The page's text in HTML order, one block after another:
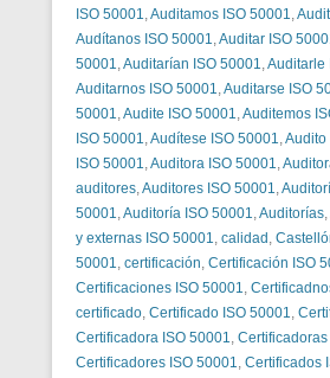
ISO 50001,Auditamos ISO 50001,
Audítanos ISO 50001,Auditar ISO
50001,Auditarían ISO 50001,Auditarle
Auditarnos ISO 50001,Auditarse ISO
50001,Audite ISO 50001,Auditemos
ISO 50001,Audítese ISO 50001,Audito
ISO 50001,Auditora ISO 50001,
auditores,Auditores ISO 50001,
50001,Auditoría ISO 50001,Auditorías,
y externas ISO 50001, calidad ,
50001, certificación, Certificación ISO
Certificaciones ISO 50001,
certificado, Certificado ISO 50001,
Certificadora ISO 50001,
Certificadores ISO 50001, Certificados